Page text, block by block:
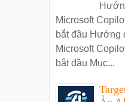
Microsoft
bắt đầu Hướng
Microsoft
bắt đầu Mục...